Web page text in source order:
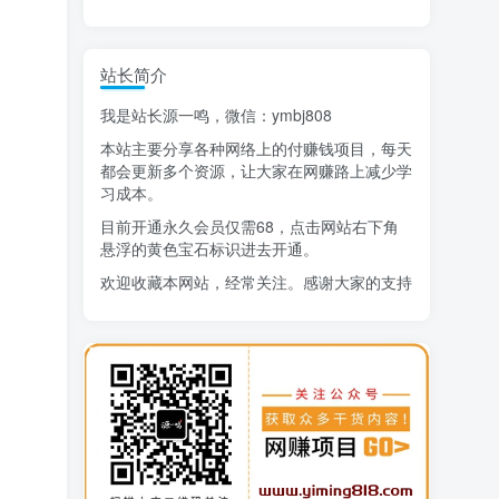
精选项目
1 AI短视频流量变现：APP拉新
2 小红书虚拟电商14天变现训练营
3 7月万粉技术教程（手动或者配合科技）
4 阿拉丁-小红书虚拟店铺SOP保姆级教程
5 7天学会抖音卖房：从月薪5千到年入百万，新时代房产经纪人必备技能
寻宝之旅课程：搞钱训练营
8 DeepSeek提示词大全
9 AI+逛逛薅免费流，淘宝逛逛短视频带货
站长简介
我是站长源一鸣，微信：ymbj808
本站主要分享各种网络上的付赚钱项目，每天
都会更新多个资源，让大家在网赚路上减少学
习成本。
目前开通永久会员仅需68，点击网站右下角
悬浮的黄色宝石标识进去开通。
欢迎收藏本网站，经常关注。感谢大家的支持
生活也美好了！
心情也舒畅了！
走路也有劲了！